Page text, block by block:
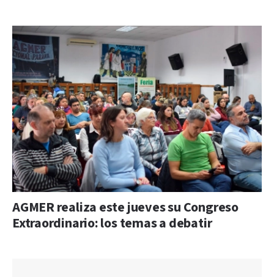
AGMER realiza este jueves su Congreso
Extraordinario: los temas a debatir